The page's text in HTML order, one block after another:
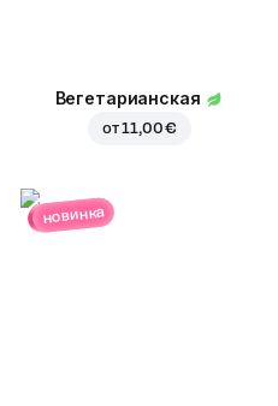
Вегетарианская
от11,00 €
новинка